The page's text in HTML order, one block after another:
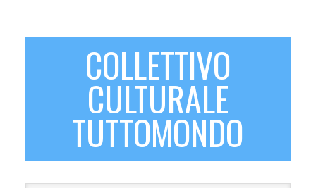
COLLETTIVO
CULTURALE
TUTTOMONDO